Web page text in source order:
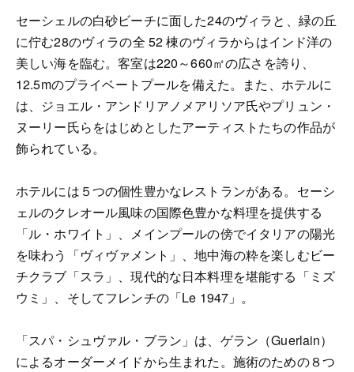
セーシェルの白砂ビーチに面した24のヴィラと、緑の丘
に佇む28のヴィラの全 52 棟のヴィラからはインド洋の
美しい海を臨む。客室は220～660㎡の広さを誇り、
12.5mのプライベートプールを備えた。また、ホテルに
は、ジョエル・アンドリアノメアリソア氏やプリュン・
ヌーリー氏らをはじめとしたアーティストたちの作品が
飾られている。
ホテルには５つの個性豊かなレストランがある。セーシ
ェルのクレオール風味の国際色豊かな料理を提供する
「ル・ホワイト」、メインプールの傍でイタリアの陽光
を味わう「ヴィヴァメント」、地中海の粋を楽しむビー
チクラブ「スラ」、現代的な日本料理を堪能する「ミズ
ウミ」、そしてフレンチの「Le 1947」。
「スパ・シュヴァル・ブラン」は、ゲラン（Guerlain）
によるオーダーメイドから生まれた。施術のための８つ